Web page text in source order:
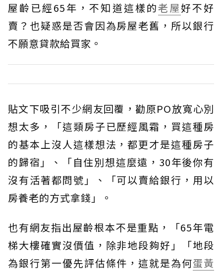
屋齡已經65年，不知道這樣的老屋好不好
賣？也疑惑是否會因為房屋老舊，所以銀行
不願意貸款給買家。
貼文下吸引不少網友回覆，勸原PO放寬心別
想太多，「這類房子已歷經風霜，買這種房
的基本上沒人這樣想法，都更才是這種房子
的歸宿」、「自住別想這麼遠，30年後你有
沒有活著都問號」、「可以賣給銀行，用以
房養老的方式拿錢」。
也有網友指出屋齡根本不是重點，「65年電
梯大樓確實沒價值，除非地段夠好」「地段
為銀行第一優先評估條件，這就是為何蛋黃